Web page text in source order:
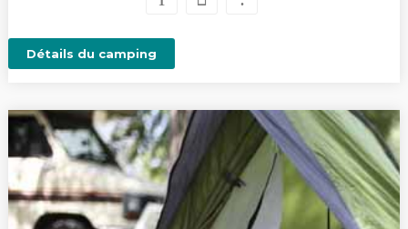
Détails du camping